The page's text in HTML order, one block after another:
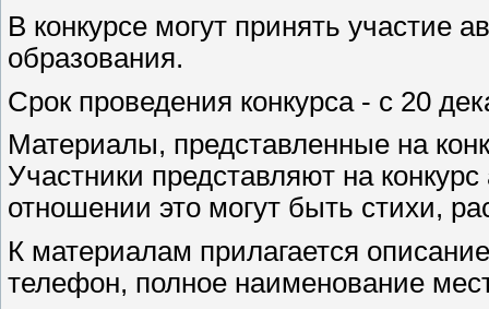
В конкурсе могут принять участие
образования.
Срок проведения конкурса - с 20
Материалы, представленные на
Участники представляют на
отношении это могут быть стихи,
К материалам прилагается
телефон, полное наименование